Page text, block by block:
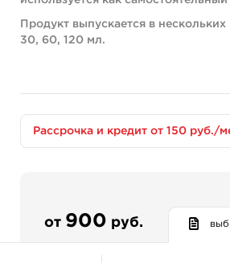
Продукт выпускается в нескольких
30, 60, 120 мл.
Продукт производится на водной
добавлением спирта. Это
цвета и повышению стерильности
компоненты в секретной
Экстракт гамамелиса добавляется
Рассрочка и кредит от 150 руб./
от 900 руб.